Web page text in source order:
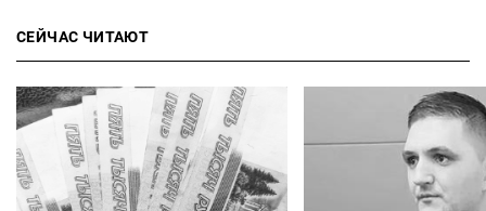
СЕЙЧАС ЧИТАЮТ